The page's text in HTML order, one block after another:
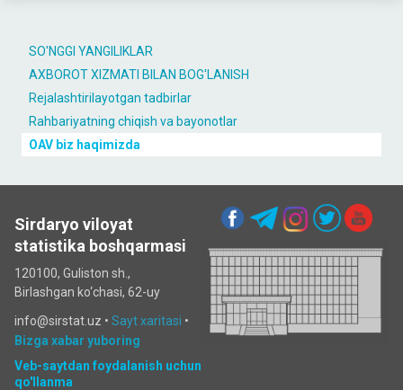
SO'NGGI YANGILIKLAR
AXBOROT XIZMATI BILAN BOG'LANISH
Rejalashtirilayotgan tadbirlar
Rahbariyatning chiqish va bayonotlar
OAV biz haqimizda
Sirdaryo viloyat
statistika boshqarmasi
120100, Guliston sh.,
Birlashgan ko‘chаsi, 62-uy
info@sirstat.uz • Sayt xaritasi •
Bizga xabar yuboring
Veb-saytdan foydalanish uchun
qo'llanma